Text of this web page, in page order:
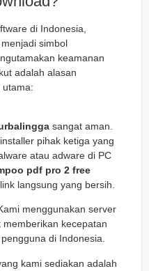
di Indonesia,
simbol
keamanan
adalah alasan
utama:
sangat aman.
pihak ketiga yang
atau adware di PC
pdf pro 2 free
langsung yang bersih.
menggunakan server
kecepatan
di Indonesia.
kami sediakan adalah